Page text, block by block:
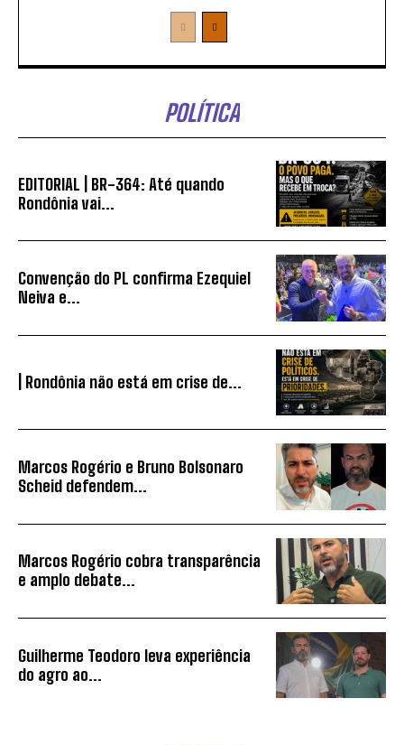
POLÍTICA
EDITORIAL | BR-364: Até quando
Rondônia vai...
Convenção do PL confirma Ezequiel
Neiva e...
| Rondônia não está em crise de...
Marcos Rogério e Bruno Bolsonaro
Scheid defendem...
Marcos Rogério cobra transparência
e amplo debate...
Guilherme Teodoro leva experiência
do agro ao...